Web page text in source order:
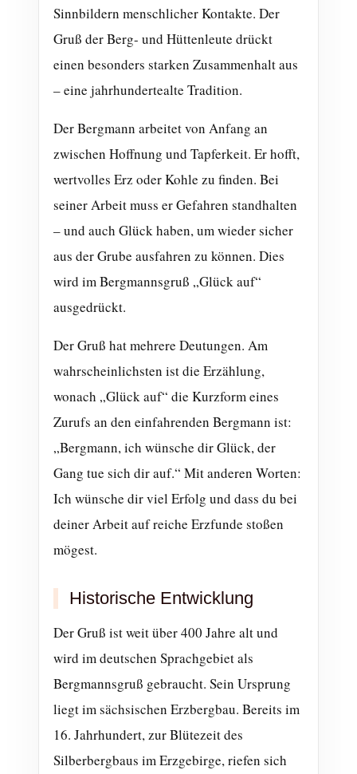
Sinnbildern menschlicher Kontakte. Der
Gruß der Berg- und Hüttenleute drückt
einen besonders starken Zusammenhalt aus
– eine jahrhundertealte Tradition.
Der Bergmann arbeitet von Anfang an
zwischen Hoffnung und Tapferkeit. Er hofft,
wertvolles Erz oder Kohle zu finden. Bei
seiner Arbeit muss er Gefahren standhalten
– und auch Glück haben, um wieder sicher
aus der Grube ausfahren zu können. Dies
wird im Bergmannsgruß „Glück auf“
ausgedrückt.
Der Gruß hat mehrere Deutungen. Am
wahrscheinlichsten ist die Erzählung,
wonach „Glück auf“ die Kurzform eines
Zurufs an den einfahrenden Bergmann ist:
„Bergmann, ich wünsche dir Glück, der
Gang tue sich dir auf.“ Mit anderen Worten:
Ich wünsche dir viel Erfolg und dass du bei
deiner Arbeit auf reiche Erzfunde stoßen
mögest.
Historische Entwicklung
Der Gruß ist weit über 400 Jahre alt und
wird im deutschen Sprachgebiet als
Bergmannsgruß gebraucht. Sein Ursprung
liegt im sächsischen Erzbergbau. Bereits im
16. Jahrhundert, zur Blütezeit des
Silberbergbaus im Erzgebirge, riefen sich